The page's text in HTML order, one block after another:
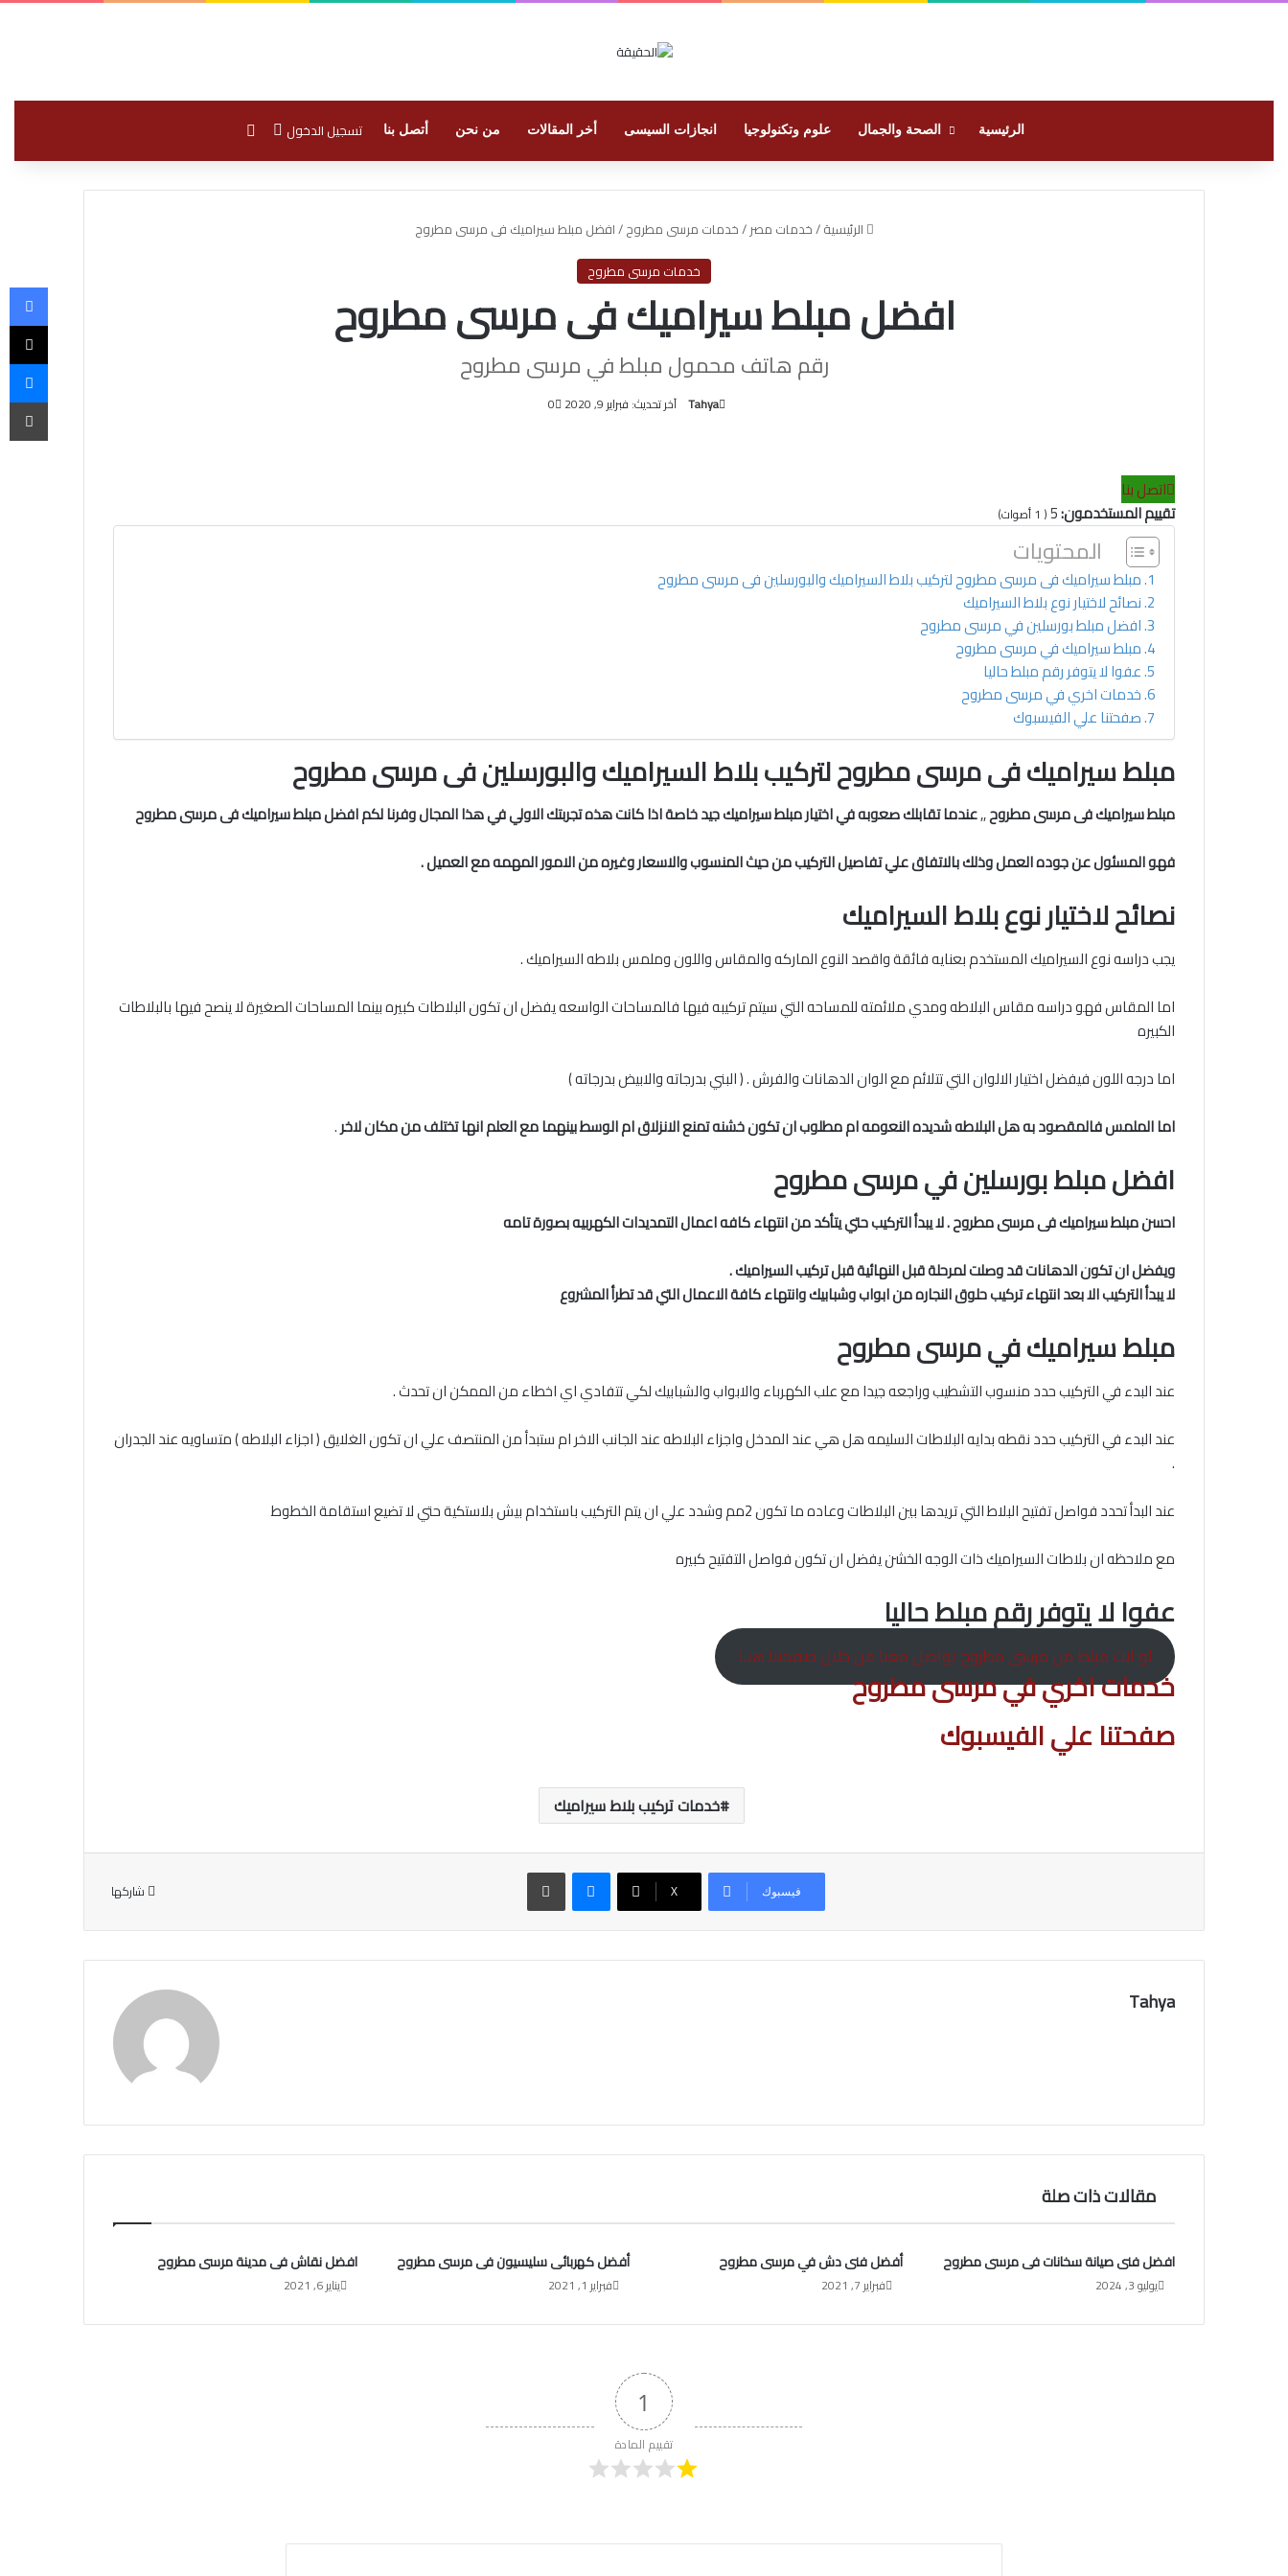
الرئيسية الصحة والجمال علوم وتكنولوجيا انجازات السيسى أخر المقالات من نحن أتصل بنا تسجيل الدخول
الرئيسية/خدمات مصر/خدمات مرسى مطروح/افضل مبلط سيراميك فى مرسى مطروح
خدمات مرسى مطروح
افضل مبلط سيراميك فى مرسى مطروح
رقم هاتف محمول مبلط في مرسى مطروح
Tahya آخر تحديث: فبراير 9, 2020 0
اتصل بنا
تقييم المستخدمون:5
(
1أصوات)
المحتويات
مبلط سيراميك فى مرسى مطروح لتركيب بلاط السيراميك والبورسلين فى مرسى مطروح
نصائح لاختيار نوع بلاط السيراميك
افضل مبلط بورسلين في مرسى مطروح
مبلط سيراميك في مرسى مطروح
عفوا لا يتوفر رقم مبلط حاليا
خدمات اخري في مرسى مطروح
صفحتنا علي الفيسبوك
مبلط سيراميك فى مرسى مطروح لتركيب بلاط السيراميك والبورسلين فى مرسى مطروح
مبلط سيراميك فى مرسى مطروح,,عندما تقابلك صعوبه في اختيار مبلط سيراميك جيد خاصة اذا كانت هذه تجربتك الاولي في هذا المجال وفرنا لكم افضل مبلط سيراميك فى مرسى مطروح
فهو المسئول عن جوده العمل وذلك بالاتفاق علي تفاصيل التركيب من حيث المنسوب والاسعار وغيره من الامور المهمه مع العميل .
نصائح لاختيار نوع بلاط السيراميك
يجب دراسه نوع السيراميك المستخدم بعنايه فائقة واقصد النوع الماركه والمقاس واللون وملمس بلاطه السيراميك .
اما المقاس فهو دراسه مقاس البلاطه ومدي ملائمته للمساحه التي سيتم تركيبه فيها فالمساحات الواسعه يفضل ان تكون البلاطات كبيره بينما المساحات الصغيرة لا ينصح فيها بالبلاطات
الكبيره
اما درجه اللون فيفضل اختيار الالوان التي تتلائم مع الوان الدهانات والفرش . ( البني بدرجاته والابيض بدرجاته )
اما الملمسفالمقصود به هل البلاطه شديده النعومه ام مطلوب ان تكون خشنه تمنع الانزلاق ام الوسط بينهما مع العلم انها تختلف من مكان لاخر.
افضل مبلط بورسلين في مرسى مطروح
احسن مبلط سيراميك فىمرسى مطروح. لا يبدأ التركيب حتي يتأكد من انتهاء كافه اعمال التمديدات الكهربيه بصورة تامه
ويفضل ان تكون الدهانات قد وصلت لمرحلة قبل النهائية قبل تركيب السيراميك .
لا يبدأ التركيب الا بعد انتهاء تركيب حلوق النجاره من ابواب وشبابيك وانتهاء كافة الاعمال التي قد تطرأ المشروع
مبلط سيراميك في مرسى مطروح
عند البدء في التركيب حدد منسوب التشطيب وراجعه جيدا مع علب الكهرباء والابواب والشبابيك لكي تتفادي اي اخطاء من الممكن ان تحدث .
عند البدء في التركيب حدد نقطه بدايه البلاطات السليمه هل هي عند المدخل واجزاء البلاطه عند الجانب الاخر ام ستبدأ من المنتصف علي ان تكون الغلايق ( اجزاء البلاطه ) متساويه عند الجدران
.
عند البدأ تحدد فواصل تفتيح البلاط التي تريدها بين البلاطات وعاده ما تكون 2مم وشدد علي ان يتم التركيب باستخدام بيش بلاستكية حتي لا تضيع استقامة الخطوط
مع ملاحظه ان بلاطات السيراميك ذات الوجه الخشن يفضل ان تكون فواصل التفتيح كبيره
عفوا لا يتوفر رقم مبلط حاليا
لو انت مبلط من مرسى مطروح تواصل معنا من خلال صفحتنا هنـا
خدمات اخري في مرسى مطروح
صفحتنا علي الفيسبوك
خدمات تركيب بلاط سيراميك
شاركها فيسبوك ‫X
ماسنجر طباعة
Tahya
مقالات ذات صلة
افضل نقاش فى مدينة مرسى مطروح
يناير 6, 2021
أفضل كهربائى سليسيون فى مرسى مطروح
فبراير 1, 2021
أفضل فنى دش في مرسى مطروح
فبراير 7, 2021
افضل فنى صيانة سخانات فى مرسى مطروح
يوليو 3, 2024
1
تقييم المادة
فيسبوك
‫X
ماسنجر
طباعة